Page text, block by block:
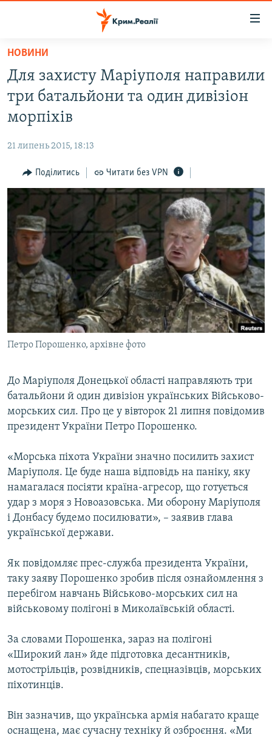
Перейти
основного
матеріалу
Перейти
до
основної
Перейти
до
пошуку
ВОДА.КРИМ
ВІДЕО ТА ФОТО
БЛОГИ
ПОГЛЯД
ІНТЕРВ'Ю
ВСЕ ЗА ДЕНЬ
СПЕЦПРОЕКТИ
ДЕПОРТАЦІЯ
ВІДЕОУРОКИ «ELIFBE»
СВІДЧЕННЯ ОКУПАЦІЇ
УКРАЇНСЬКА ПРОБЛЕМА КРИМУ
ІНФОГРАФІКА
ЯК ОБІЙТИ БЛОКУВАННЯ
Русский
Qırımtatar
ДОЛУЧАЙСЯ!
Усі сайти RFE/RL
НОВИНИ
Для захисту Маріуполя направили
три батальйони та один дивізіон
морпіхів
21 липень 2015, 18:13
Поділитись Читати без VPN
Петро Порошенко, архівне фото
До Маріуполя Донецької області направляють три
батальйони й один дивізіон українських Військово-
морських сил. Про це у вівторок 21 липня повідомив
президент України Петро Порошенко.
«Морська піхота України значно посилить захист
Маріуполя. Це буде наша відповідь на паніку, яку
намагалася посіяти країна-агресор, що готується
удар з моря з Новоазовська. Ми оборону Маріуполя
і Донбасу будемо посилювати», – заявив глава
української держави.
Як повідомляє прес-служба президента України,
таку заяву Порошенко зробив після ознайомлення з
перебігом навчань Військово-морських сил на
військовому полігоні в Миколаївській області.
За словами Порошенка, зараз на полігоні
«Широкий лан» йде підготовка десантників,
мотострільців, розвідників, спецназівців, морських
піхотинців.
Він зазначив, що українська армія набагато краще
оснащена, має сучасну техніку й озброєння. «Ми